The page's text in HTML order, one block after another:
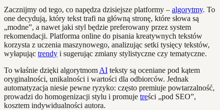
Zacznijmy od tego, co napędza dzisiejsze platformy – algorytmy. To
one decydują, który tekst trafi na główną stronę, które słowa są
„modne”, a nawet jaki styl będzie preferowany przez system
rekomendacji. Platforma online do pisania kreatywnych tekstów
korzysta z uczenia maszynowego, analizując setki tysięcy tekstów,
wyłapując trendy i sugerując zmiany stylistyczne czy tematyczne.
To właśnie dzięki algorytmom AI teksty są oceniane pod kątem
oryginalności, unikalności i wartości dla odbiorców. Jednak
automatyzacja niesie pewne ryzyko: często premiuje powtarzalność,
prowadzi do homogenizacji stylu i promuje treści „pod SEO”,
kosztem indywidualności autora.